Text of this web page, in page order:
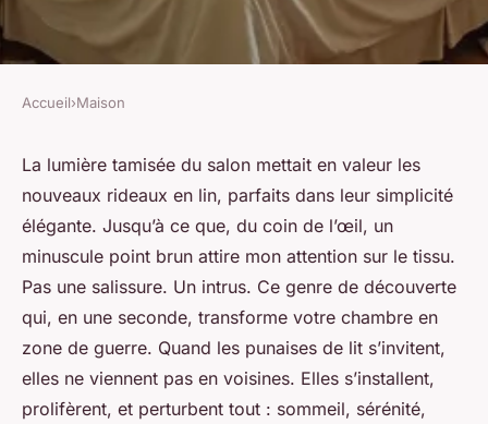
Comment choisir un spray
anti punaise de lit efficace ?
Aubine•19/04/2026 14:58•10 min de lecture
Accueil›Maison
La lumière tamisée du salon mettait en valeur les
nouveaux rideaux en lin, parfaits dans leur simplicité
élégante. Jusqu’à ce que, du coin de l’œil, un
minuscule point brun attire mon attention sur le tissu.
Pas une salissure. Un intrus. Ce genre de découverte
qui, en une seconde, transforme votre chambre en
zone de guerre. Quand les punaises de lit s’invitent,
elles ne viennent pas en voisines. Elles s’installent,
prolifèrent, et perturbent tout : sommeil, sérénité,